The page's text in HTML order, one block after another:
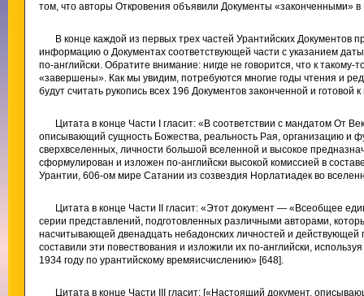
том, что авторы Откровения объявили Документы «законченными» в
В конце каждой из первых трех частей Урантийских Документов
информацию о Документах соответствующей части с указанием
по-английски. Обратите внимание: нигде не говорится, что к
«завершены». Как мы увидим, потребуются многие годы чтения и
будут считать рукопись всех 196 Документов законченной и готовой к
Цитата в конце Части I гласит: «В соответствии с мандатом От
описывающий сущность Божества, реальность Рая, организацию и
сверхвселенных, личности большой вселенной и высокое
сформулирован и изложен по-английски высокой комиссией в
Урантии, 606-ом мире Сатании из созвездия Норлатиадек во
Цитата в конце Части II гласит: «Этот документ — «Всеобщее
серии представлений, подготовленных различными авторами,
насчитывающей двенадцать небадонских личностей и
составили эти повествования и изложили их по-английски,
1934 году по урантийскому времяисчислению» [648].
Цитата в конце Части III гласит: [«Настоящий документ,